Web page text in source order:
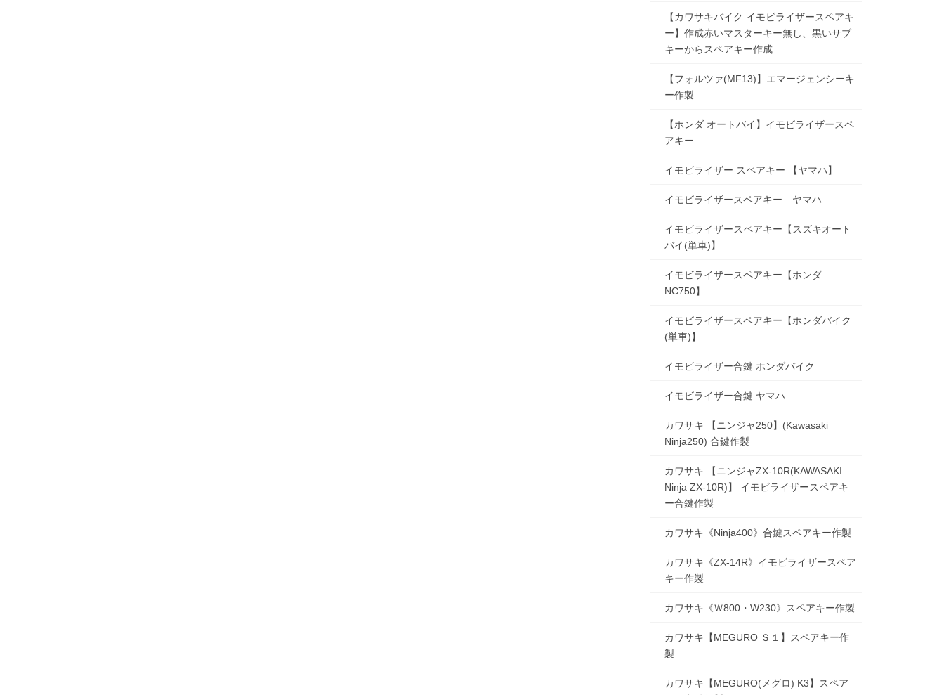
【カワサキバイク イモビライザースペアキ
ー】作成赤いマスターキー無し、黒いサブ
キーからスペアキー作成
【フォルツァ(MF13)】エマージェンシーキ
ー作製
【ホンダ オートバイ】イモビライザースペ
アキー
イモビライザー スペアキー 【ヤマハ】
イモビライザースペアキー ヤマハ
イモビライザースペアキー【スズキオート
バイ(単車)】
イモビライザースペアキー【ホンダ
NC750】
イモビライザースペアキー【ホンダバイク
(単車)】
イモビライザー合鍵 ホンダバイク
イモビライザー合鍵 ヤマハ
カワサキ 【ニンジャ250】(Kawasaki
Ninja250) 合鍵作製
カワサキ 【ニンジャZX-10R(KAWASAKI
Ninja ZX-10R)】 イモビライザースペアキ
ー合鍵作製
カワサキ《Ninja400》合鍵スペアキー作製
カワサキ《ZX-14R》イモビライザースペア
キー作製
カワサキ《Ｗ800・W230》スペアキー作製
カワサキ【MEGURO Ｓ１】スペアキー作
製
カワサキ【MEGURO(メグロ) K3】スペア